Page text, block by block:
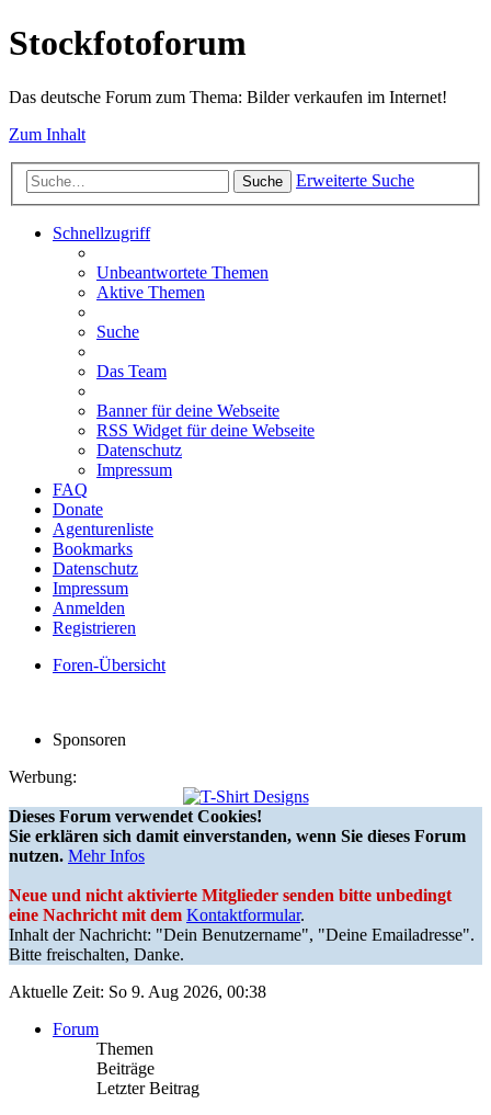
Stockfotoforum
Das deutsche Forum zum Thema: Bilder verkaufen im Internet!
Zum Inhalt
Suche Erweiterte Suche
Schnellzugriff
Unbeantwortete Themen
Aktive Themen
Suche
Das Team
Banner für deine Webseite
RSS Widget für deine Webseite
Datenschutz
Impressum
FAQ
Donate
Agenturenliste
Bookmarks
Datenschutz
Impressum
Anmelden
Registrieren
Foren-Übersicht
Sponsoren
Werbung:
Dieses Forum verwendet Cookies!
Sie erklären sich damit einverstanden, wenn Sie dieses Forum
nutzen. Mehr Infos
Neue und nicht aktivierte Mitglieder senden bitte unbedingt
eine Nachricht mit dem Kontaktformular.
Inhalt der Nachricht: "Dein Benutzername", "Deine Emailadresse".
Bitte freischalten, Danke.
Aktuelle Zeit: So 9. Aug 2026, 00:38
Forum
Themen
Beiträge
Letzter Beitrag